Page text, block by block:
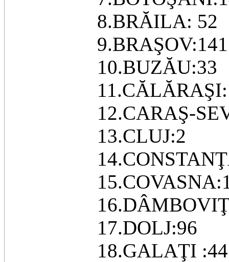
8.BRĂILA: 52
9.BRAŞOV:141
10.BUZĂU:33
12.CARAŞ-
13.CLUJ:2
17.DOLJ:96
18.GALAŢI :44